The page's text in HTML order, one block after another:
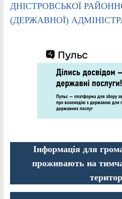
ДНІСТРОВСЬКОЇ
(ДЕРЖАВНОЇ)
Інформація для
проживають на